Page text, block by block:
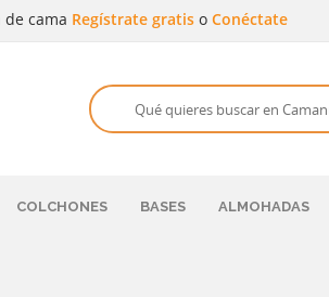
cama Regístrate gratis o Conéctate
COLCHONES BASES ALMOHADAS